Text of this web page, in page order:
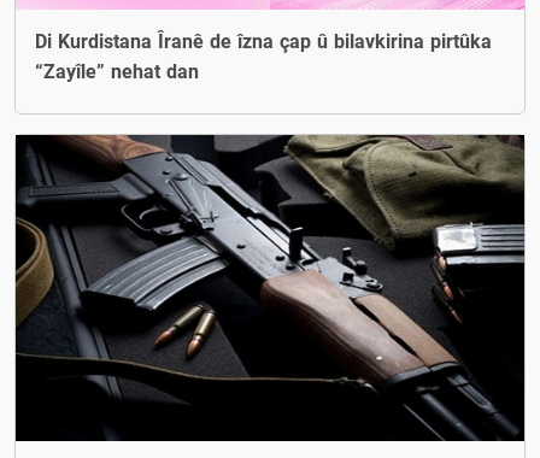
Di Kurdistana Îranê de îzna çap û bilavkirina pirtûka
“Zayîle” nehat dan